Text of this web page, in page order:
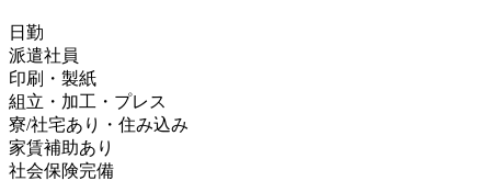
日勤
派遣社員
印刷・製紙
組立・加工・プレス
寮/社宅あり・住み込み
家賃補助あり
社会保険完備